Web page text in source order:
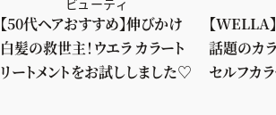
ビューティ
【50代ヘアおすすめ】伸びかけ
白髪の救世主！ウエラ カラート
リートメントをお試ししました♡
【WELLA
話題のカ
セルフカ